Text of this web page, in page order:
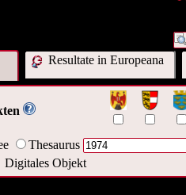
Resultate in Europeana
Thesaurus
Digitales Objekt